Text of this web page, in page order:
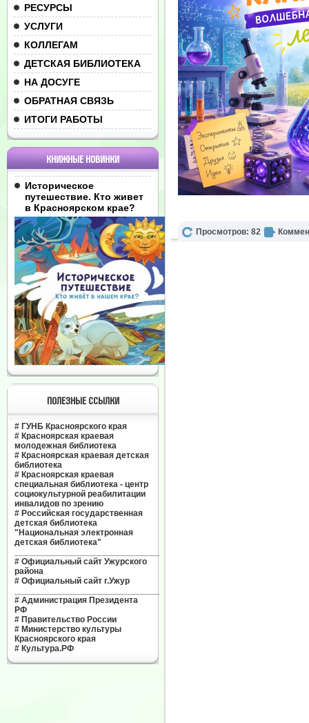
РЕСУРСЫ
УСЛУГИ
КОЛЛЕГАМ
ДЕТСКАЯ БИБЛИОТЕКА
НА ДОСУГЕ
ОБРАТНАЯ СВЯЗЬ
ИТОГИ РАБОТЫ
КНИЖНЫЕ НОВИНКИ
Историческое
путешествие. Кто живет
в Красноярском крае?
ПОЛЕЗНЫЕ ССЫЛКИ
# ГУНБ Красноярского края
# Красноярская краевая
молодежная библиотека
# Красноярская краевая детская
библиотека
# Красноярская краевая
специальная библиотека - центр
социокультурной реабилитации
инвалидов по зрению
# Российская государственная
детская библиотека
"Национальная электронная
детская библиотека"
# Официальный сайт Ужурского
района
# Официальный сайт г.Ужур
# Администрация Президента
РФ
# Правительство России
# Министерство культуры
Красноярского края
# Культура.РФ
Просмотров: 82